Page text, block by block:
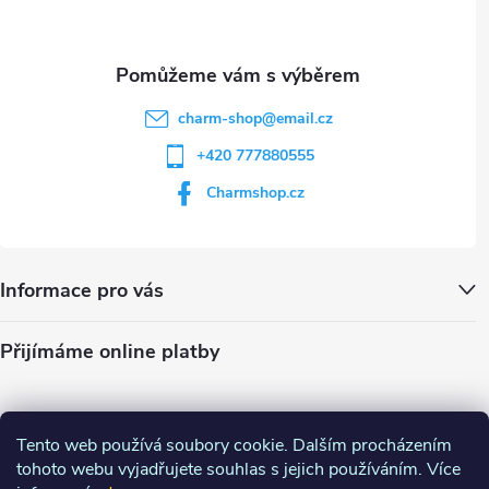
Tento web používá soubory cookie. Dalším procházením
tohoto webu vyjadřujete souhlas s jejich používáním. Více
charm-shop@email.cz
+420 777880555
Charmshop.cz
Informace pro vás
Přijímáme online platby